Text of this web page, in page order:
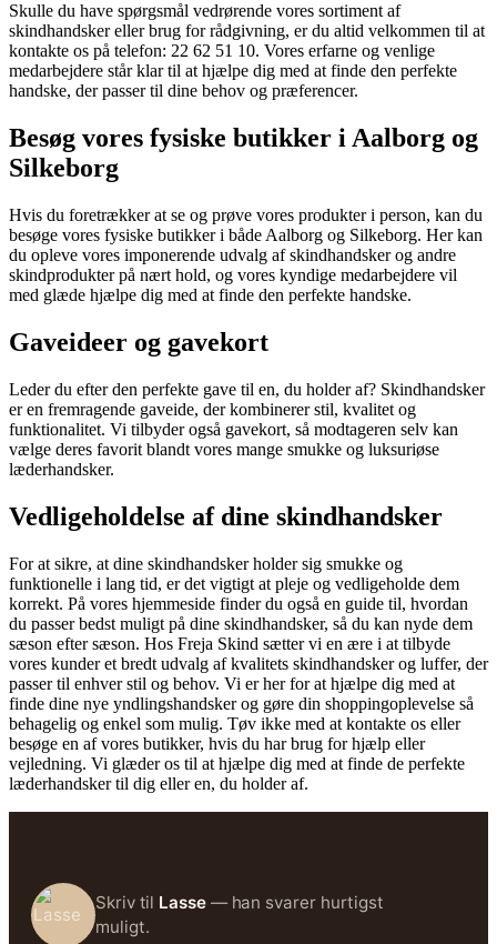
Skulle du have spørgsmål vedrørende vores sortiment af
skindhandsker eller brug for rådgivning, er du altid velkommen til at
kontakte os på telefon: 22 62 51 10. Vores erfarne og venlige
medarbejdere står klar til at hjælpe dig med at finde den perfekte
handske, der passer til dine behov og præferencer.
Besøg vores fysiske butikker i Aalborg og
Silkeborg
Hvis du foretrækker at se og prøve vores produkter i person, kan du
besøge vores fysiske butikker i både Aalborg og Silkeborg. Her kan
du opleve vores imponerende udvalg af skindhandsker og andre
skindprodukter på nært hold, og vores kyndige medarbejdere vil
med glæde hjælpe dig med at finde den perfekte handske.
Gaveideer og gavekort
Leder du efter den perfekte gave til en, du holder af? Skindhandsker
er en fremragende gaveide, der kombinerer stil, kvalitet og
funktionalitet. Vi tilbyder også gavekort, så modtageren selv kan
vælge deres favorit blandt vores mange smukke og luksuriøse
læderhandsker.
Vedligeholdelse af dine skindhandsker
For at sikre, at dine skindhandsker holder sig smukke og
funktionelle i lang tid, er det vigtigt at pleje og vedligeholde dem
korrekt. På vores hjemmeside finder du også en guide til, hvordan
du passer bedst muligt på dine skindhandsker, så du kan nyde dem
sæson efter sæson. Hos Freja Skind sætter vi en ære i at tilbyde
vores kunder et bredt udvalg af kvalitets skindhandsker og luffer, der
passer til enhver stil og behov. Vi er her for at hjælpe dig med at
finde dine nye yndlingshandsker og gøre din shoppingoplevelse så
behagelig og enkel som mulig. Tøv ikke med at kontakte os eller
besøge en af vores butikker, hvis du har brug for hjælp eller
vejledning. Vi glæder os til at hjælpe dig med at finde de perfekte
læderhandsker til dig eller en, du holder af.
Skriv til Lasse— han svarer hurtigst
muligt.
VINDGerty skuldertaske i
brun læder fra Montana
Tilmeld dig nyhedsbrevet og deltag i
Gerty skuldertaske i smuk læder -
Vinderen trækkes d. 09. sept.
Held og lykke! 🎉
Ved tilmelding giver du samtykke til at modtage nyhedsbreve fra Freja
Skind.